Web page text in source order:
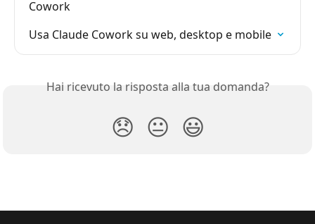
Cowork
Usa Claude Cowork su web, desktop e mobile
Hai ricevuto la risposta alla tua domanda?
😞 😐 😃